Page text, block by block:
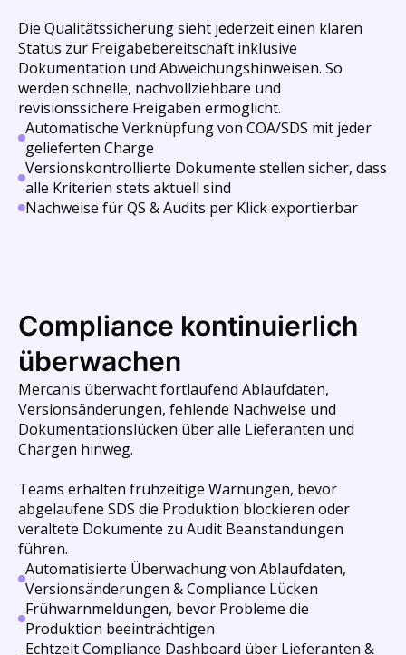
Die Qualitätssicherung sieht jederzeit einen klaren
Status zur Freigabebereitschaft inklusive
Dokumentation und Abweichungshinweisen. So
werden schnelle, nachvollziehbare und
revisionssichere Freigaben ermöglicht.
Automatische Verknüpfung von COA/SDS mit jeder
gelieferten Charge
Versionskontrollierte Dokumente stellen sicher, dass
alle Kriterien stets aktuell sind
Nachweise für QS & Audits per Klick exportierbar
Compliance kontinuierlich
überwachen
Mercanis überwacht fortlaufend Ablaufdaten,
Versionsänderungen, fehlende Nachweise und
Dokumentationslücken über alle Lieferanten und
Chargen hinweg.
Teams erhalten frühzeitige Warnungen, bevor
abgelaufene SDS die Produktion blockieren oder
veraltete Dokumente zu Audit Beanstandungen
führen.
Automatisierte Überwachung von Ablaufdaten,
Versionsänderungen & Compliance Lücken
Frühwarnmeldungen, bevor Probleme die
Produktion beeinträchtigen
Echtzeit Compliance Dashboard über Lieferanten &